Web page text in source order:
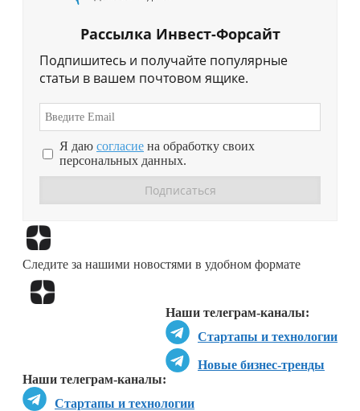
Рассылка Инвест-Форсайт
Подпишитесь и получайте популярные
статьи в вашем почтовом ящике.
Я даю согласие на обработку своих
персональных данных.
Следите за нашими новостями в удобном формате
Наши телеграм-каналы:
Стартапы и технологии
Новые бизнес-тренды
Наши телеграм-каналы:
Стартапы и технологии